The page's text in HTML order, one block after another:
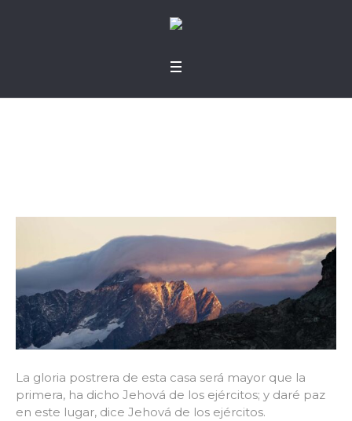
La gloria postrera de esta casa será mayor que la
primera, ha dicho Jehová de los ejércitos; y daré paz
en este lugar, dice Jehová de los ejércitos.